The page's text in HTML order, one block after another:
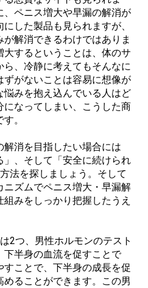
ペニス増大や早漏の解消が
した製品も見られますが、
解消できるわけではありま
するということは、体のサ
、冷静に考えてもそんなに
がないことは容易に想像が
みを抱え込んでいる人はど
になってしまい、こうした商
。
消を目指したい場合には
」、そして「安全に続けられ
法を探しましょう。そして
ズムでペニス増大・早漏解
みをしっかり把握したうえ
2つ、男性ホルモンのテスト
半身の血流を促すことで
ことで、下半身の成長を促
ることができます。この男